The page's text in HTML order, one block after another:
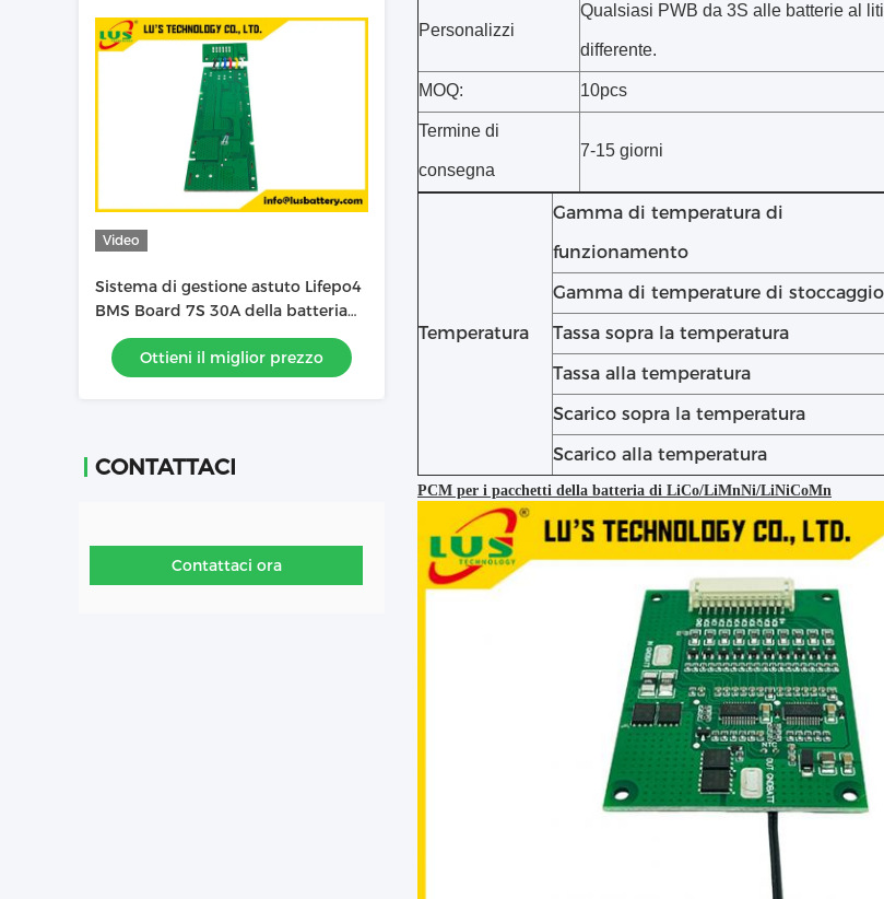
Video
Sistema di gestione astuto Lifepo4
BMS Board 7S 30A della batteria
per il pacchetto della batteria al
litio
Ottieni il miglior prezzo
CONTATTACI
Contattaci ora
Personalizzi
Qualsiasi PWB da 3S alle batterie al
differente.
MOQ: 10pcs
Termine di
consegna
7-15 giorni
Temperatura
Gamma di temperatura di
funzionamento
Gamma di temperature di stoccaggio
Tassa sopra la temperatura
Tassa alla temperatura
Scarico sopra la temperatura
Scarico alla temperatura
PCM per i pacchetti della batteria di LiCo/LiMnNi/LiNiCoMn